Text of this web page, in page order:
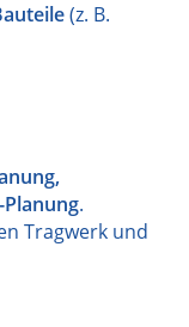
(z. B.
.
Tragwerk und